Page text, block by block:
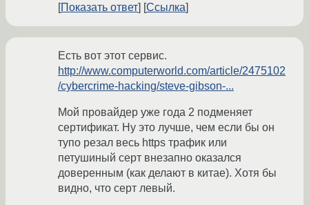
Показать ответ
Ссылка
Есть вот этот сервис.
http://www.computerworld.com/article/2475102
/cybercrime-hacking/steve-gibson-...
Мой провайдер уже года 2 подменяет
сертификат. Ну это лучше, чем если бы он
тупо резал весь https трафик или
петушиный серт внезапно оказался
доверенным (как делают в китае). Хотя бы
видно, что серт левый.